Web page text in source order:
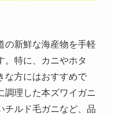
の新鮮な海産物を手軽
。特に、カニやホタ
な方にはおすすめで
調理した本ズワイガニ
チルド毛ガニなど、品